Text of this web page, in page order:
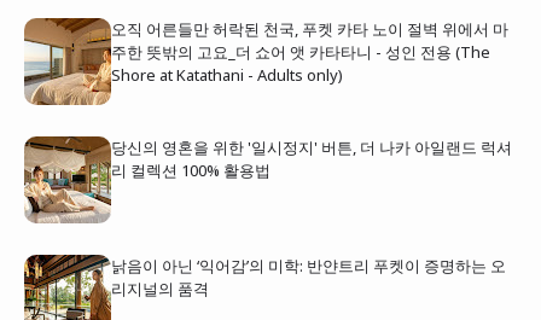
오직 어른들만 허락된 천국, 푸켓 카타 노이 절벽 위에서 마
주한 뜻밖의 고요_더 쇼어 앳 카타타니 - 성인 전용 (The
Shore at Katathani - Adults only)
당신의 영혼을 위한 '일시정지' 버튼, 더 나카 아일랜드 럭셔
리 컬렉션 100% 활용법
낡음이 아닌 ‘익어감’의 미학: 반얀트리 푸켓이 증명하는 오
리지널의 품격